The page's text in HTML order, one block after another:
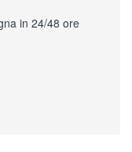
in 24/48 ore